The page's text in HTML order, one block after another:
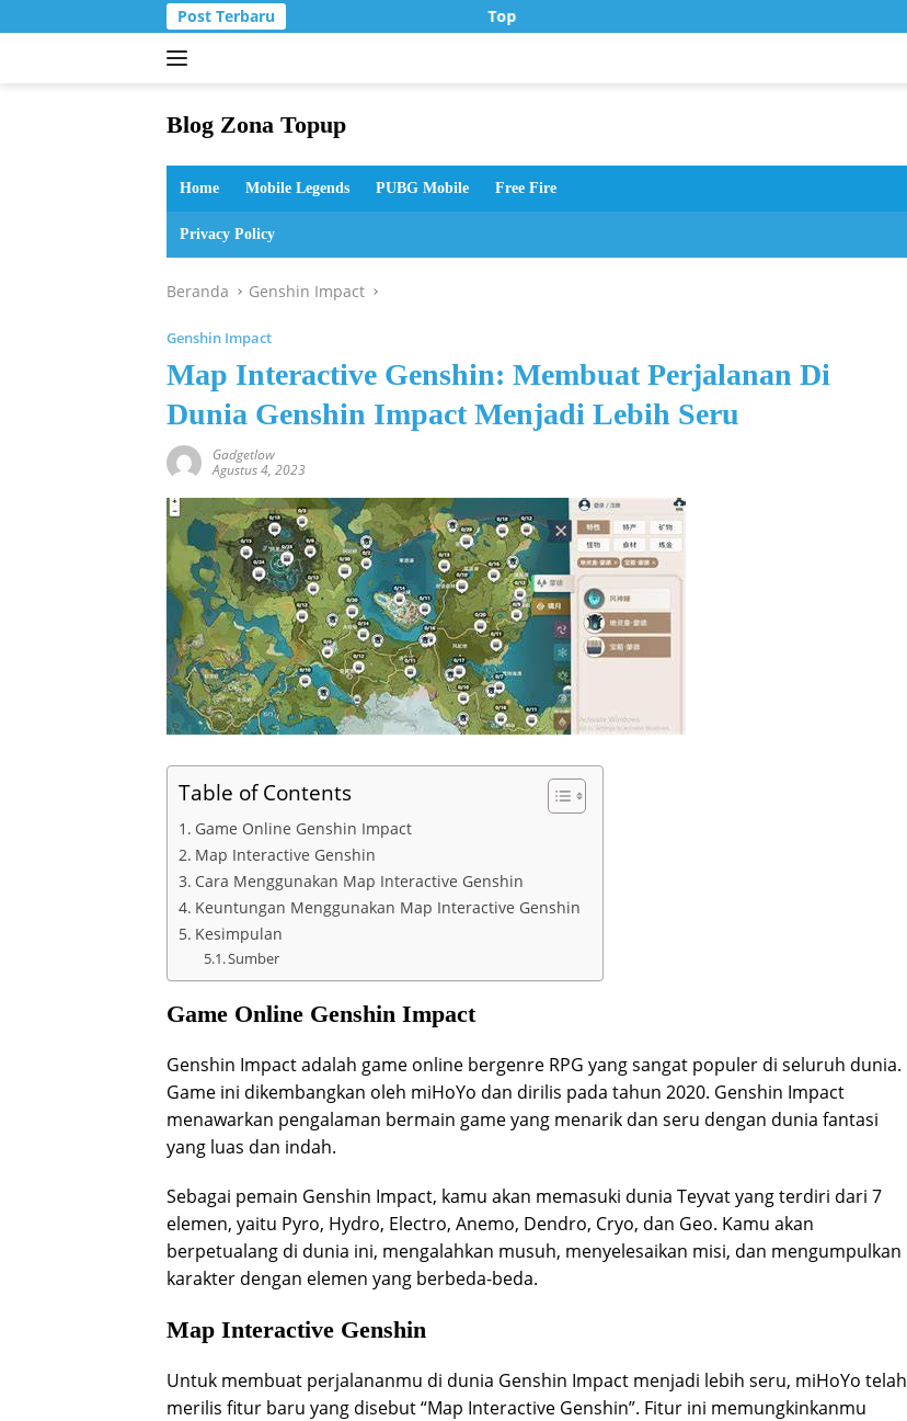
ke
Post Terbaru Top Up Murah di Zona Topup
Blog Zona Topup
dan
bermain
Home Mobile Legends PUBG Mobile Free Fire
Privacy Policy
Beranda Genshin Impact
Genshin Impact
Map Interactive Genshin: Membuat Perjalanan Di
Dunia Genshin Impact Menjadi Lebih Seru
Gadgetlow
Agustus 4, 2023
Table of Contents
Game Online Genshin Impact
Map Interactive Genshin
Cara Menggunakan Map Interactive Genshin
Keuntungan Menggunakan Map Interactive Genshin
Kesimpulan
Sumber
Game Online Genshin Impact
Genshin Impact adalah game online bergenre RPG yang sangat populer di seluruh dunia.
Game ini dikembangkan oleh miHoYo dan dirilis pada tahun 2020. Genshin Impact
menawarkan pengalaman bermain game yang menarik dan seru dengan dunia fantasi
yang luas dan indah.
Sebagai pemain Genshin Impact, kamu akan memasuki dunia Teyvat yang terdiri dari 7
elemen, yaitu Pyro, Hydro, Electro, Anemo, Dendro, Cryo, dan Geo. Kamu akan
berpetualang di dunia ini, mengalahkan musuh, menyelesaikan misi, dan mengumpulkan
karakter dengan elemen yang berbeda-beda.
Map Interactive Genshin
Untuk membuat perjalananmu di dunia Genshin Impact menjadi lebih seru, miHoYo telah
merilis fitur baru yang disebut “Map Interactive Genshin”. Fitur ini memungkinkanmu